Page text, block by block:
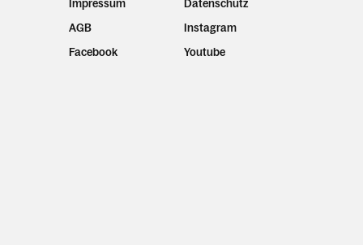
Impressum
Datenschutz
AGB
Instagram
Facebook
Youtube